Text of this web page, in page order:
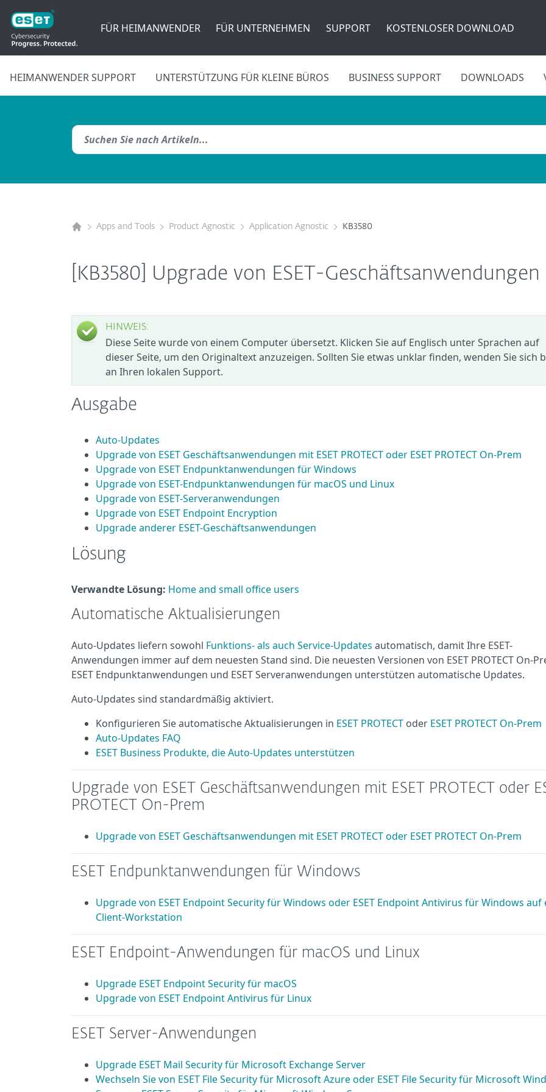
FÜR HEIMANWENDER FÜR UNTERNEHMEN SUPPORT KOSTENLOSER DOWNLOAD
HEIMANWENDER SUPPORT UNTERSTÜTZUNG FÜR KLEINE BÜROS BUSINESS SUPPORT DOWNLOADS
Apps and Tools Product Agnostic Application Agnostic KB3580
[KB3580] Upgrade von ESET-Geschäftsanwendungen
HINWEIS:
Diese Seite wurde von einem Computer übersetzt. Klicken Sie auf Englisch unter Sprachen auf
dieser Seite, um den Originaltext anzuzeigen. Sollten Sie etwas unklar finden, wenden Sie sich
an Ihren lokalen Support.
Ausgabe
Auto-Updates
Upgrade von ESET Geschäftsanwendungen mit ESET PROTECT oder ESET PROTECT On-Prem
Upgrade von ESET Endpunktanwendungen für Windows
Upgrade von ESET-Endpunktanwendungen für macOS und Linux
Upgrade von ESET-Serveranwendungen
Upgrade von ESET Endpoint Encryption
Upgrade anderer ESET-Geschäftsanwendungen
Lösung
Verwandte Lösung: Home and small office users
Automatische Aktualisierungen
Auto-Updates liefern sowohl Funktions- als auch Service-Updates automatisch, damit Ihre ESET-
Anwendungen immer auf dem neuesten Stand sind. Die neuesten Versionen von ESET PROTECT On-
ESET Endpunktanwendungen und ESET Serveranwendungen unterstützen automatische Updates.
Auto-Updates sind standardmäßig aktiviert.
Konfigurieren Sie automatische Aktualisierungen in ESET PROTECT oder ESET PROTECT On-Prem
Auto-Updates FAQ
ESET Business Produkte, die Auto-Updates unterstützen
Upgrade von ESET Geschäftsanwendungen mit ESET PROTECT oder
PROTECT On-Prem
Upgrade von ESET Geschäftsanwendungen mit ESET PROTECT oder ESET PROTECT On-Prem
ESET Endpunktanwendungen für Windows
Upgrade von ESET Endpoint Security für Windows oder ESET Endpoint Antivirus für Windows auf
Client-Workstation
ESET Endpoint-Anwendungen für macOS und Linux
Upgrade ESET Endpoint Security für macOS
Upgrade von ESET Endpoint Antivirus für Linux
ESET Server-Anwendungen
Upgrade ESET Mail Security für Microsoft Exchange Server
Wechseln Sie von ESET File Security für Microsoft Azure oder ESET File Security für Microsoft